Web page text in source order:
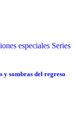
especiales Series
y sombras del regreso